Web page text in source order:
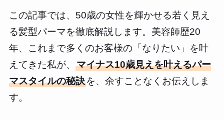
この記事では、50歳の女性を輝かせる若く見え
る髪型パーマを徹底解説します。美容師歴20
年、これまで多くのお客様の「なりたい」を叶
えてきた私が、 マイナス10歳見えを叶えるパー
マスタイルの秘訣を、余すことなくお伝えしま
す。